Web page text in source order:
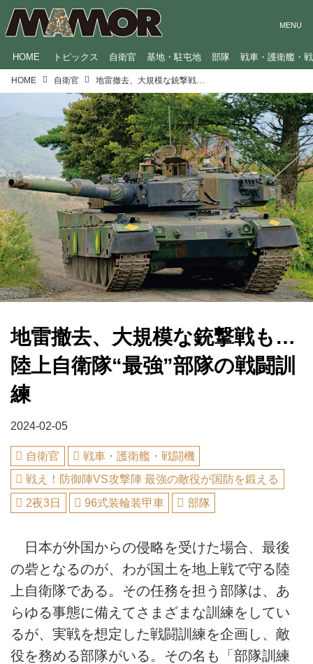
HOME トピックス 自衛官 基地・駐屯地 部隊 戦車・護衛艦・
HOME 自衛官
地雷撤去、大規模な銃撃戦も…
陸上自衛隊“最強”部隊の戦闘訓
練
2024-02-05
自衛官
戦車・護衛艦・戦闘機
戦え！防御陣VS攻撃陣 最強の敵役が国防を鍛える
2夜3日
96式装輪装甲車 部隊
日本が外国からの侵略を受けた場合、最後
の砦となるのが、わが国土を地上戦で守る陸
上自衛隊である。その任務を担う部隊は、あ
らゆる事態に備えてさまざまな訓練をしてい
るが、実戦を想定した戦闘訓練を企画し、敵
役を務める部隊がいる。その名も「部隊訓練